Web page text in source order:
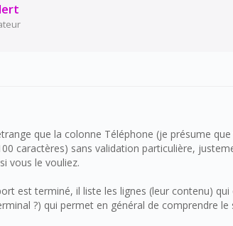
que la colonne Téléphone (je présume
caractères) sans validation particulière,
vous le vouliez.
est terminé, il liste les lignes (leur contenu)
?) qui permet en général de comprendre le